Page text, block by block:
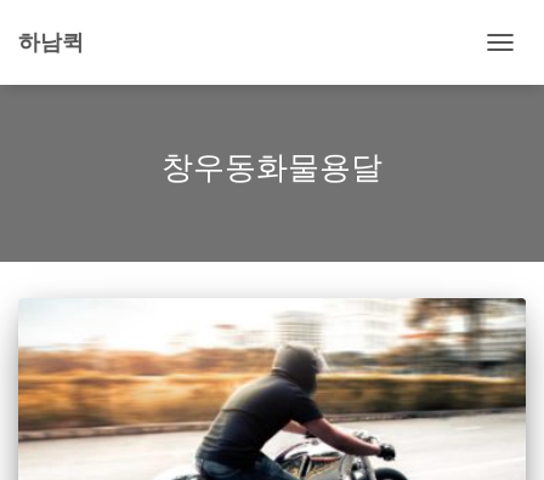
하남퀵
비
창우동화물용달